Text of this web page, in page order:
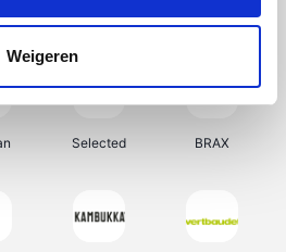
Weigeren
Samsung Delonghi
Selected BRAX